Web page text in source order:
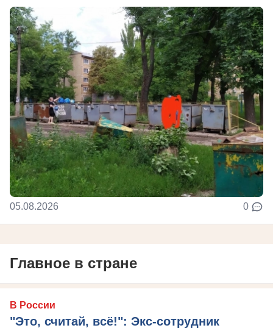
05.08.2026 0
Главное в стране
В России
"Это, считай, всё!": Экс-сотрудник